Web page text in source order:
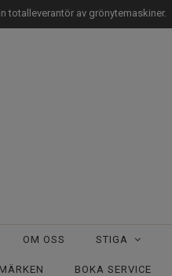
totalleverantör av grönytemaskiner.
OM OSS STIGA
BOKA SERVICE